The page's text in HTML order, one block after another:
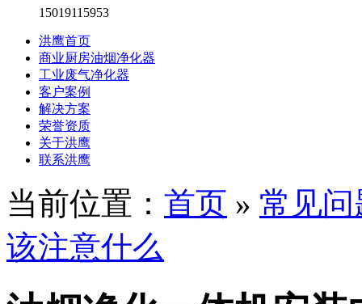
15019115953
洪鹰首页
商业厨房油烟净化器
工业废气净化器
客户案例
解决方案
荣誉资质
关于洪鹰
联系洪鹰
当前位置： 首页 » 常见问
该注意什么